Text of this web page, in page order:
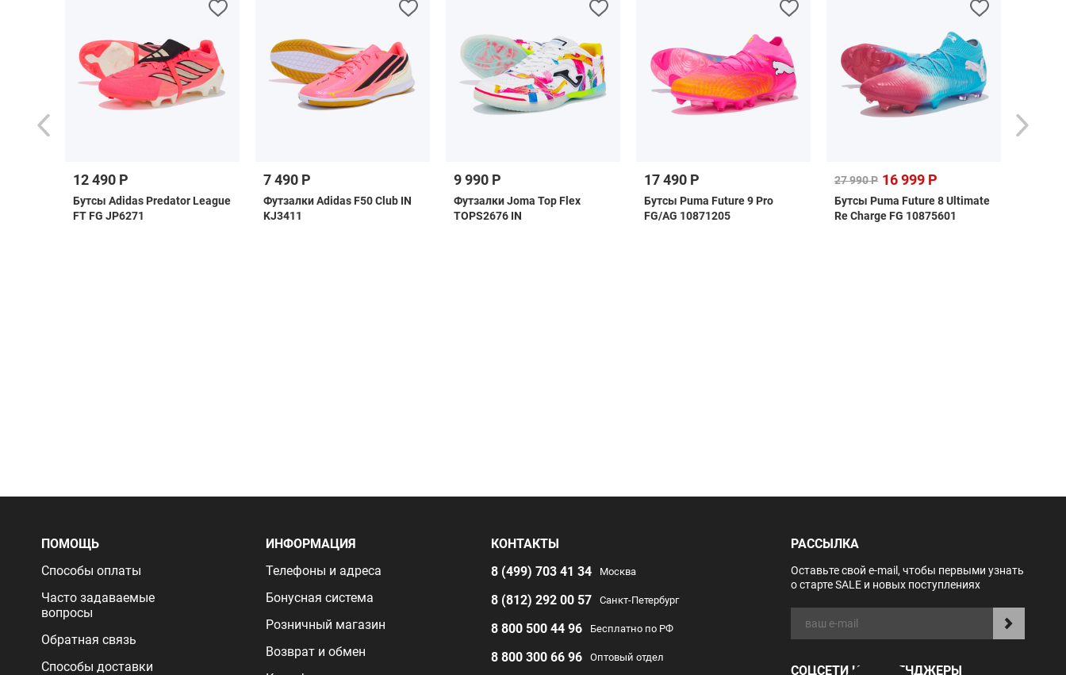
12 490 Р
Бутсы Adidas Predator League
FT FG JP6271
7 490 Р
Футзалки Adidas F50 Club IN
KJ3411
9 990 Р
Футзалки Joma Top Flex
TOPS2676 IN
17 490 Р
Бутсы Puma Future 9 Pro
FG/AG 10871205
27 990 Р 16 999 Р
Бутсы Puma Future 8 Ultimate
Re Charge FG 10875601
ПОМОЩЬ
Способы оплаты
Часто задаваемые
вопросы
Обратная связь
Способы доставки
ИНФОРМАЦИЯ
Телефоны и адреса
Бонусная система
Розничный магазин
Возврат и обмен
КОНТАКТЫ
8 (499) 703 41 34
Москва
8 (812) 292 00 57 Санкт-Петербург
8 800 500 44 96 Бесплатно по РФ
8 800 300 66 96
Оптовый отдел
РАССЫЛКА
Оставьте свой e-mail, чтобы первыми узнать
о старте SALE и новых поступлениях
СОЦСЕТИ И МЕССЕНДЖЕРЫ